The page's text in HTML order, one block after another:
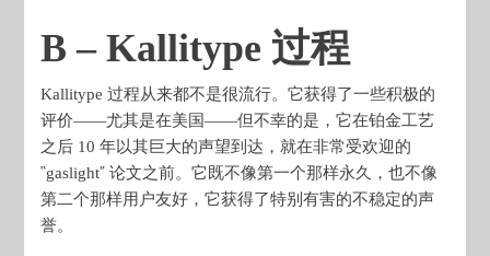
B – Kallitype 过程
Kallitype 过程从来都不是很流行。它获得了一些积极的
评价——尤其是在美国——但不幸的是，它在铂金工艺
之后 10 年以其巨大的声望到达，就在非常受欢迎的
῝gaslight῎ 论文之前。它既不像第一个那样永久，也不像
第二个那样用户友好，它获得了特别有害的不稳定的声
誉。